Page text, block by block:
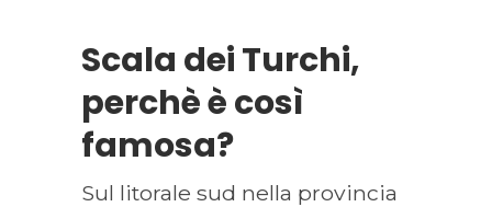
Scala dei Turchi,
perchè è così
famosa?
Sul litorale sud nella provincia